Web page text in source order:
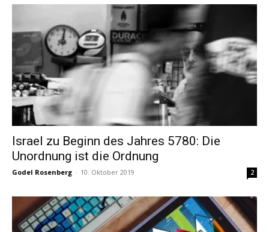
Israel zu Beginn des Jahres 5780: Die
Unordnung ist die Ordnung
Godel Rosenberg - 10. Oktober 2019 2